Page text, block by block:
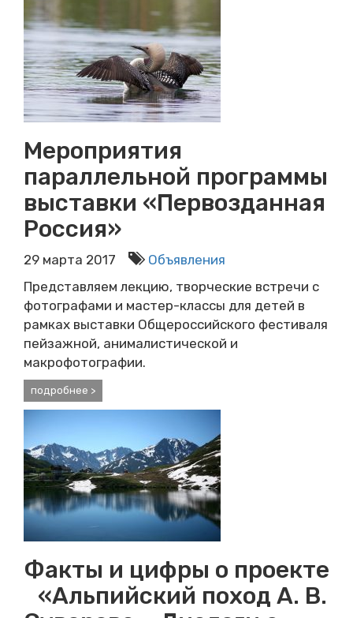
Мероприятия
параллельной программы
выставки «Первозданная
Россия»
29 марта 2017
Объявления
Представляем лекцию, творческие встречи с
фотографами и мастер-классы для детей в
рамках выставки Общероссийского фестиваля
пейзажной, анималистической и
макрофотографии.
подробнее >
Факты и цифры о проекте
«Альпийский поход А. В.